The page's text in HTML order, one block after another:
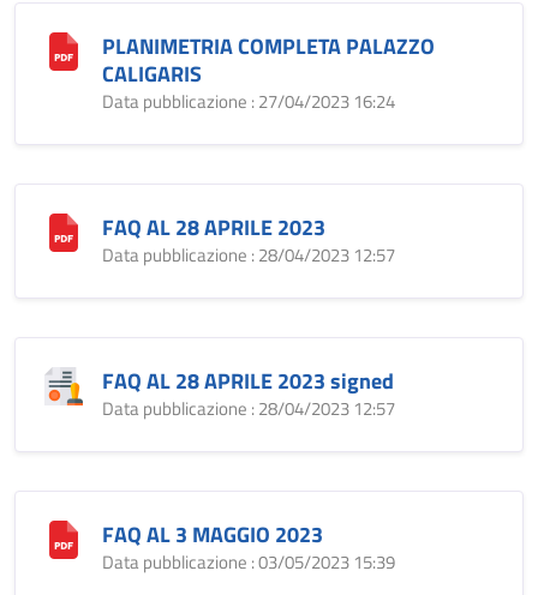
PLANIMETRIA COMPLETA PALAZZO
CALIGARIS
Data pubblicazione : 27/04/2023 16:24
FAQ AL 28 APRILE 2023
Data pubblicazione : 28/04/2023 12:57
FAQ AL 28 APRILE 2023 signed
Data pubblicazione : 28/04/2023 12:57
FAQ AL 3 MAGGIO 2023
Data pubblicazione : 03/05/2023 15:39